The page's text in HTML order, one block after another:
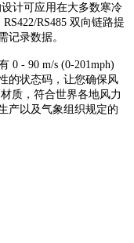
计可应用在大多数寒冷
RS485 双向链路提
记录数据。
0 - 90 m/s (0-201mph)
的状态码，让您确保风
质，符合世界各地风力
产以及气象组织规定的